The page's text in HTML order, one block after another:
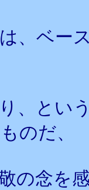
、ベー
、とい
のだ、
の念を